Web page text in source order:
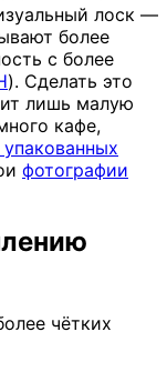
лоск —
более
с более
). Сделать это
лишь малую
кафе,
фотографии
чётких